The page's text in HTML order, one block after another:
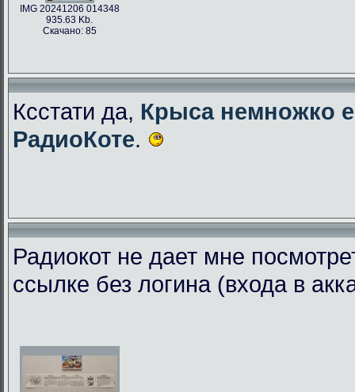
IMG 20241206 014348
935.63 Kb.
Скачано: 85
Ксстати да, Крыса немножко
РадиоКоте.
Радиокот не дает мне
ссылке без логина (входа в